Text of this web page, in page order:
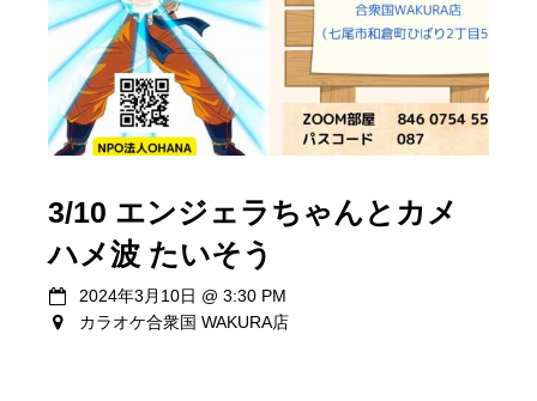
3/10 エンジェラちゃんとカメ
ハメ波 たいそう
2024年3月10日 @ 3:30 PM
カラオケ合衆国 WAKURA店